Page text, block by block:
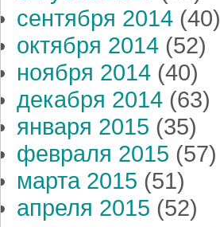
сентября 2014 (40)
октября 2014 (52)
ноября 2014 (40)
декабря 2014 (63)
января 2015 (35)
февраля 2015 (57)
марта 2015 (51)
апреля 2015 (52)